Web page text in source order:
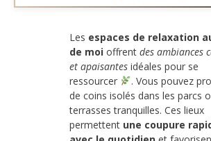
Les espaces de relaxation
de moi offrent des ambiances
et apaisantes idéales pour se
ressourcer
. Vous pouvez
de coins isolés dans les parcs
terrasses tranquilles. Ces lieux
permettent une coupure